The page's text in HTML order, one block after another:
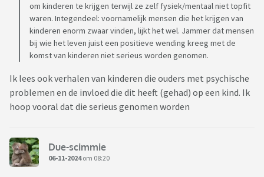
om kinderen te krijgen terwijl ze zelf fysiek/mentaal niet topfit
waren. Integendeel: voornamelijk mensen die het krijgen van
kinderen enorm zwaar vinden, lijkt het wel. Jammer dat mensen
bij wie het leven juist een positieve wending kreeg met de
komst van kinderen niet serieus worden genomen.
Ik lees ook verhalen van kinderen die ouders met psychische
problemen en de invloed die dit heeft (gehad) op een kind. Ik
hoop vooral dat die serieus genomen worden
Due-scimmie
06-11-2024om 08:20